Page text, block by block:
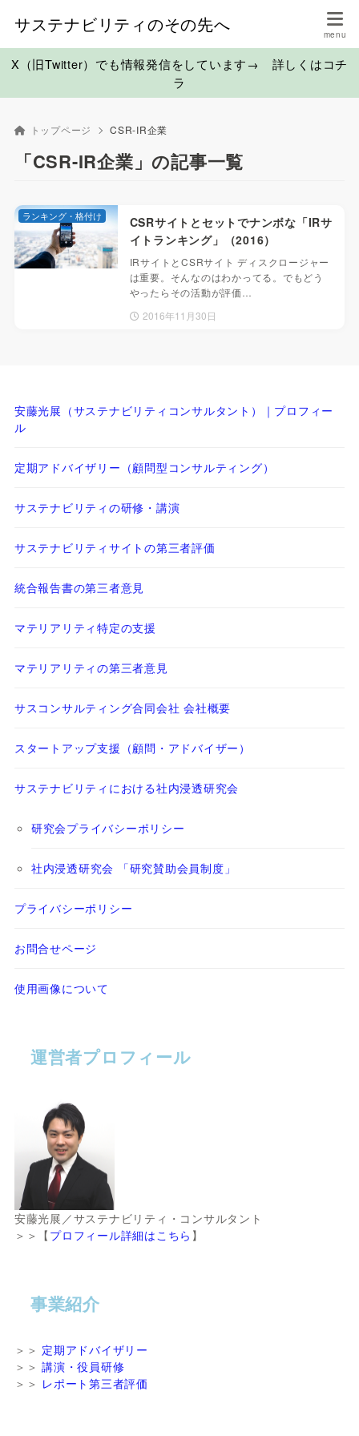
サステナビリティのその先へ
X（旧Twitter）でも情報発信をしています→ 詳しくはコチ
ラ
トップページ CSR-IR企業
「CSR-IR企業」の記事一覧
CSRサイトとセットでナンボな「IRサ
イトランキング」（2016）
IRサイトとCSRサイト ディスクロージャー
は重要。そんなのはわかってる。でもどう
やったらその活動が評価…
2016年11月30日
ランキング・格付け
安藤光展（サステナビリティコンサルタント）｜プロフィー
ル
定期アドバイザリー（顧問型コンサルティング）
サステナビリティの研修・講演
サステナビリティサイトの第三者評価
統合報告書の第三者意見
マテリアリティ特定の支援
マテリアリティの第三者意見
サスコンサルティング合同会社 会社概要
スタートアップ支援（顧問・アドバイザー）
サステナビリティにおける社内浸透研究会
研究会プライバシーポリシー
社内浸透研究会 「研究賛助会員制度」
プライバシーポリシー
お問合せページ
使用画像について
運営者プロフィール
安藤光展／サステナビリティ・コンサルタント
＞＞【 プロフィール詳細はこちら 】
事業紹介
＞＞ 定期アドバイザリー
＞＞講演・役員研修
＞＞ レポート第三者評価